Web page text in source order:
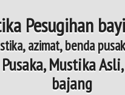
Pesugihan
azimat, benda
Mustika
bajang